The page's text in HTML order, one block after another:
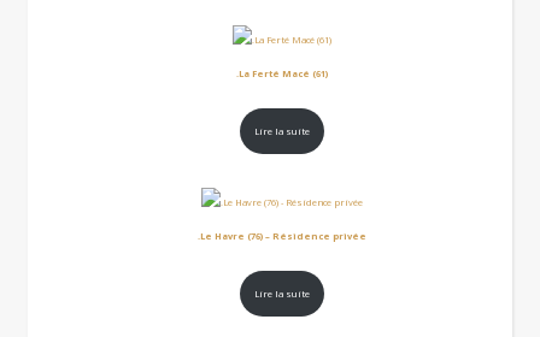
.La Ferté Macé (61)
Lire la suite
.Le Havre (76) – Résidence privée
Lire la suite